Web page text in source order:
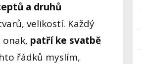
a druhů
velikostí. Každý
onak, patří ke svatbě
řádků myslím,